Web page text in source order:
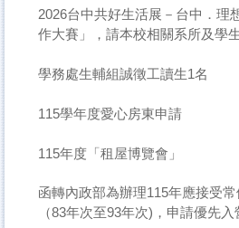
2026台中共好生活展－台中．理
作大賽」，請本校相關系所及學
學務處生輔組誠徵工讀生1名
115學年度愛心房東申請
115年度「租屋博覽會」
函轉內政部為辦理115年應接受
（83年次至93年次)，申請優先